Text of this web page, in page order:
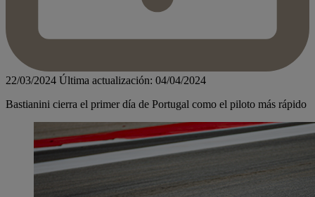
22/03/2024 Última actualización: 04/04/2024
Bastianini cierra el primer día de Portugal como el piloto más rápido